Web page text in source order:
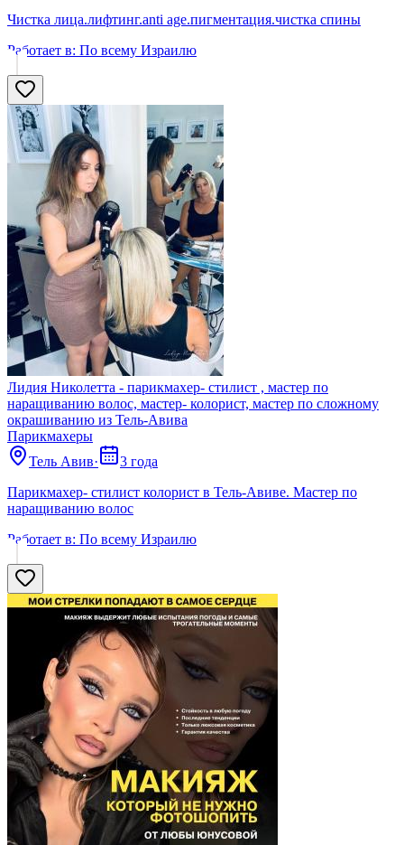
Чистка лица.лифтинг.anti age.пигментация.чистка спины
Работает в: По всему Израилю
Лидия Николетта - парикмахер- стилист , мастер по
наращиванию волос, мастер- колорист, мастер по сложному
окрашиванию из Тель-Авива
Парикмахеры
Тель Авив·
3 года
Парикмахер- стилист колорист в Тель-Авиве. Мастер по
наращиванию волос
Работает в: По всему Израилю